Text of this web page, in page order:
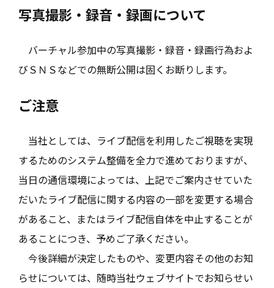
写真撮影・録音・録画について
バーチャル参加中の写真撮影・録音・録画行為およ
びＳＮＳなどでの無断公開は固くお断りします。
ご注意
当社としては、ライブ配信を利用したご視聴を実現
するためのシステム整備を全力で進めておりますが、
当日の通信環境によっては、上記でご案内させていた
だいたライブ配信に関する内容の一部を変更する場合
があること、またはライブ配信自体を中止することが
あることにつき、予めご了承ください。
今後詳細が決定したものや、変更内容その他のお知
らせについては、随時当社ウェブサイトでお知らせい